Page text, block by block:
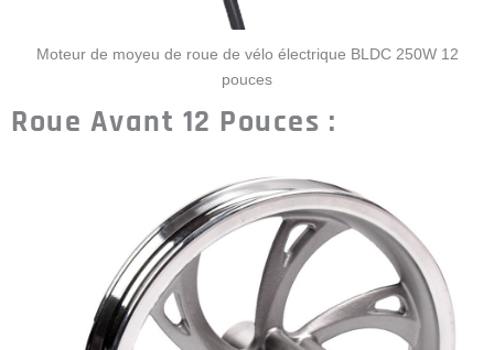
Moteur de moyeu de roue de vélo électrique BLDC 250W 12
pouces
Roue Avant 12 Pouces :